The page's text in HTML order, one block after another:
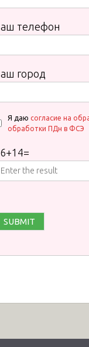
телефон
город
Я даю согласие на
обработки ПДн в ФСЭ
+14=